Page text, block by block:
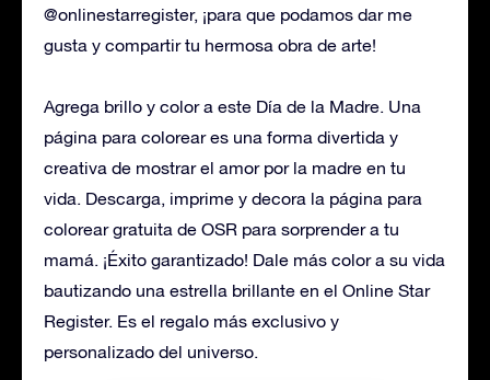
@onlinestarregister, ¡para que podamos dar me
gusta y compartir tu hermosa obra de arte!
Agrega brillo y color a este Día de la Madre. Una
página para colorear es una forma divertida y
creativa de mostrar el amor por la madre en tu
vida. Descarga, imprime y decora la página para
colorear gratuita de OSR para sorprender a tu
mamá. ¡Éxito garantizado! Dale más color a su vida
bautizando una estrella brillante en el Online Star
Register. Es el regalo más exclusivo y
personalizado del universo.